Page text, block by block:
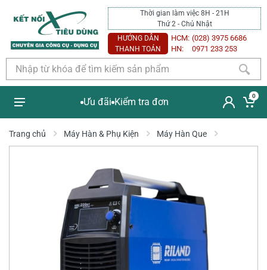
Thời gian làm việc 8H - 21H
Thứ 2 - Chủ Nhật
HƯỚNG DẪN
THANH TOÁN
HCM: (028) 3975 6686
HN:
0971 233 253
Ưu đãi Kiểm tra đơn
0
Trang chủ Máy Hàn & Phụ Kiện Máy Hàn Que